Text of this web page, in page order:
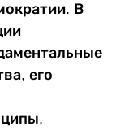
В
его